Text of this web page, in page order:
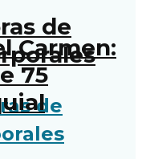
de
Carmen:
75